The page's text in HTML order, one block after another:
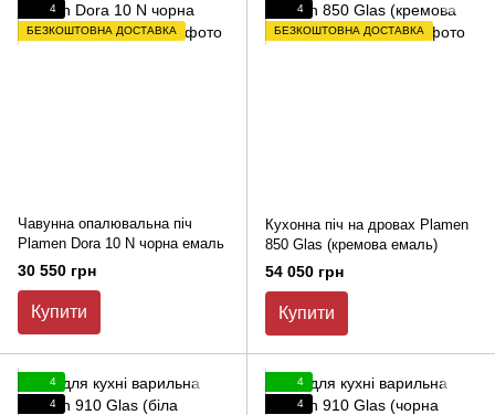
4
БЕЗКОШТОВНА ДОСТАВКА
Чавунна опалювальна піч
Plamen Dora 10 N чорна емаль
30 550 грн
Купити
4
БЕЗКОШТОВНА ДОСТАВКА
Кухонна піч на дровах Plamen
850 Glas (кремова емаль)
54 050 грн
Купити
4
4
4
4